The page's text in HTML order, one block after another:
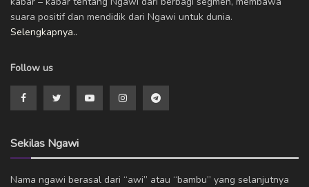
suara positif dan mendidik dari Ngawi untuk dunia.
Selengkapnya..
Follow us
Sekilas Ngawi
Nama ngawi berasal dari “awi” atau “bambu” yang selanjutnya